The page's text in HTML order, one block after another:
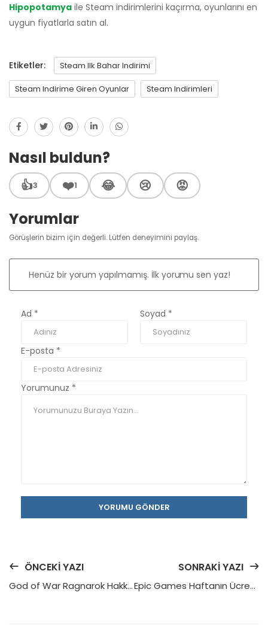
Hipopotamya ile Steam indirimlerini kaçırma, oyunlarını en
uygun fiyatlarla satın al.
Etiketler: Steam Ilk Bahar Indirimi
Steam Indirime Giren Oyunlar Steam Indirimleri
Nasıl buldun?
👍3 ❤️1 😂 😢 😡
Yorumlar
Görüşlerin bizim için değerli. Lütfen deneyimini paylaş.
Henüz bir yorum yapılmamış. İlk yorumu sen yaz!
Ad * Soyad *
E-posta *
Yorumunuz *
YORUMU GÖNDER
ÖNCEKI YAZI
God of War Ragnarok Hakkında Her Şey
SONRAKI YAZI
Epic Games Haftanın Ücretsiz Oyunları Açıklandı: 457 TL’lik 2 Oyun Bedava! (27 Mart - 2 Nisan)